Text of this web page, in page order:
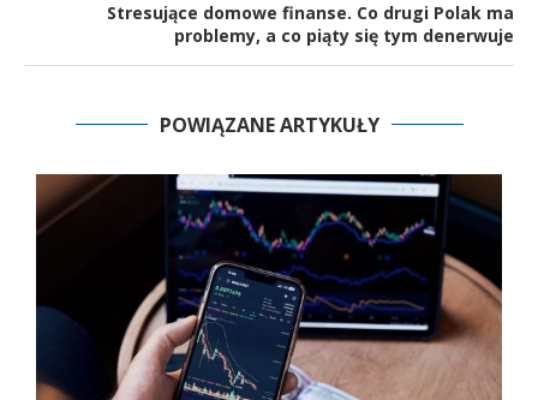
Stresujące domowe finanse. Co drugi Polak ma
problemy, a co piąty się tym denerwuje
POWIĄZANE ARTYKUŁY